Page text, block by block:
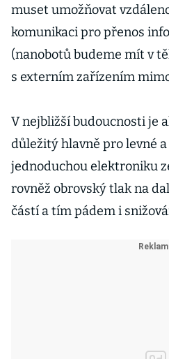
muset umožňovat
komunikaci pro přenos
(nanobotů budeme mít v
s externím zařízením
V nejbližší budoucnosti je
důležitý hlavně pro levné
jednoduchou elektroniku
rovněž obrovský tlak na
částí a tím pádem i